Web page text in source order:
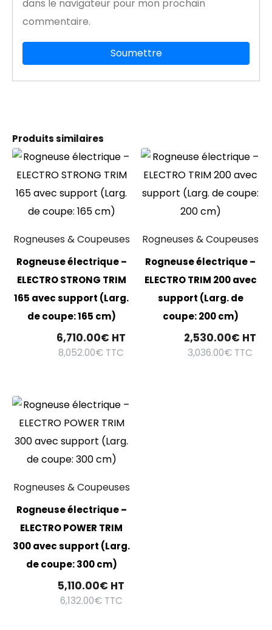
dans le navigateur pour mon prochain
commentaire.
Produits similaires
Rogneuses & Coupeuses
Rogneuse électrique –
ELECTRO STRONG TRIM
165 avec support (Larg.
de coupe: 165 cm)
6,710.00€ HT
8,052.00€ TTC
Rogneuses & Coupeuses
Rogneuse électrique –
ELECTRO TRIM 200 avec
support (Larg. de
coupe: 200 cm)
2,530.00€ HT
3,036.00€TTC
Rogneuses & Coupeuses
Rogneuse électrique –
ELECTRO POWER TRIM
300 avec support (Larg.
de coupe: 300 cm)
5,110.00€ HT
6,132.00€TTC